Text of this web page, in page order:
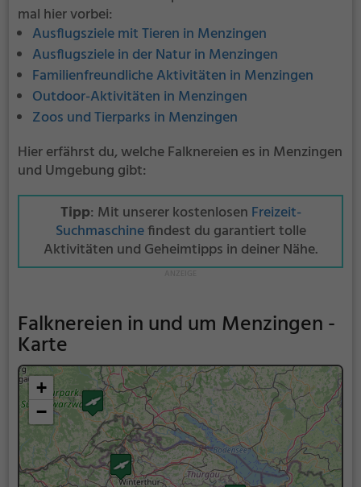
mal hier vorbei:
Ausflugsziele mit Tieren in Menzingen
Ausflugsziele in der Natur in Menzingen
Familienfreundliche Aktivitäten in Menzingen
Outdoor-Aktivitäten in Menzingen
Zoos und Tierparks in Menzingen
Hier erfährst du, welche Falknereien es in Menzingen
und Umgebung gibt:
Tipp: Mit unserer kostenlosen Freizeit-
Suchmaschinefindest du garantiert tolle
Aktivitäten und Geheimtipps in deiner Nähe.
Falknereien in und um Menzingen -
Karte
+
−